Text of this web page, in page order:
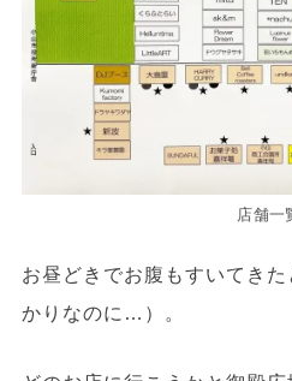
店舗一
お昼どきでお腹もすいてき
かりなのに…）。